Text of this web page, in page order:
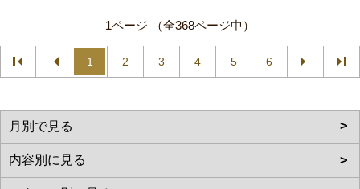
1ページ （全368ページ中）
1 2 3 4 5 6